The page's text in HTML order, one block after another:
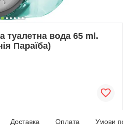
туалетна вода 65 ml.
Параїба)
Доставка Оплата Умови